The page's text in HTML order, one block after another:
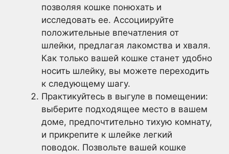
позволяя кошке понюхать и
исследовать ее. Ассоциируйте
положительные впечатления от
шлейки, предлагая лакомства и хваля.
Как только вашей кошке станет удобно
носить шлейку, вы можете переходить
к следующему шагу.
Практикуйтесь в выгуле в помещении:
выберите подходящее место в вашем
доме, предпочтительно тихую комнату,
и прикрепите к шлейке легкий
поводок. Позвольте вашей кошке